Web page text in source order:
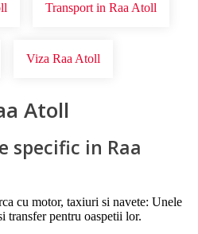
Transport in Raa Atoll
Viza Raa Atoll
Atoll
specific in Raa
cu motor, taxiuri si navete: Unele
transfer pentru oaspetii lor.